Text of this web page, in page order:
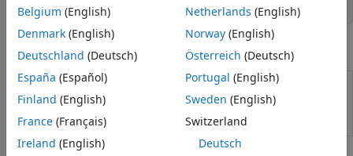
函数
generateDCDCConverterROM
Generate reduced-order
model of DC-DC power
converter subsystem
R2025a 起)
Belgium (English)
Denmark (English)
Deutschland (Deutsch)
España (Español)
Finland (English)
France (Français)
Ireland (English)
Netherlands (English)
Norway(English)
Österreich (Deutsch)
Portugal (English)
Sweden (English)
Switzerland
Deutsch